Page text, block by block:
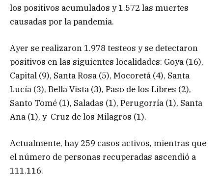
los positivos acumulados y 1.572 las muertes
causadas por la pandemia.
Ayer se realizaron 1.978 testeos y se detectaron
positivos en las siguientes localidades: Goya (16),
Capital (9), Santa Rosa (5), Mocoretá (4), Santa
Lucía (3), Bella Vista (3), Paso de los Libres (2),
Santo Tomé (1), Saladas (1), Perugorría (1), Santa
Ana (1), y Cruz de los Milagros (1).
Actualmente, hay 259 casos activos, mientras que
el número de personas recuperadas ascendió a
111.116.